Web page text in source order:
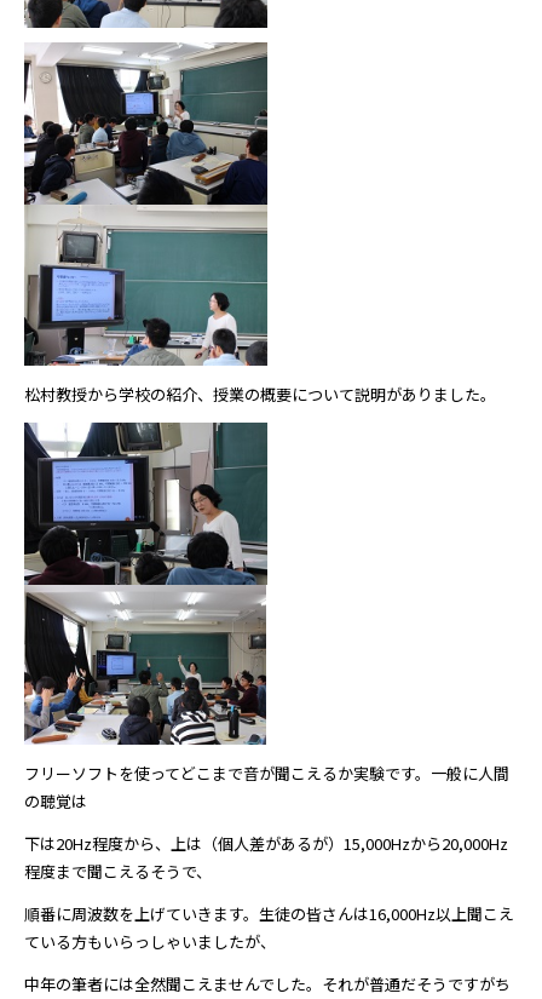
松村教授から学校の紹介、授業の概要について説明がありました。
フリーソフトを使ってどこまで音が聞こえるか実験です。一般に人間
の聴覚は
下は20Hz程度から、上は（個人差があるが）15,000Hzから20,000Hz
程度まで聞こえるそうで、
順番に周波数を上げていきます。生徒の皆さんは16,000Hz以上聞こえ
ている方もいらっしゃいましたが、
中年の筆者には全然聞こえませんでした。それが普通だそうですがち